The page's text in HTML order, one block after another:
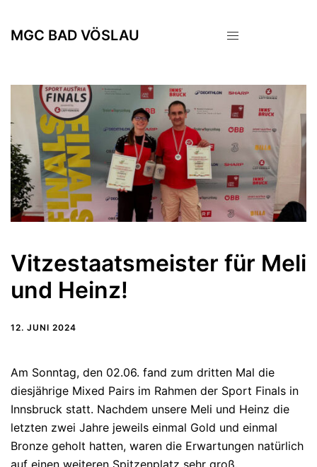
Inhalt
springen
MGC BAD VÖSLAU
Vitzestaatsmeister für Meli
und Heinz!
12. JUNI 2024
Am Sonntag, den 02.06. fand zum dritten Mal die
diesjährige Mixed Pairs im Rahmen der Sport Finals in
Innsbruck statt. Nachdem unsere Meli und Heinz die
letzten zwei Jahre jeweils einmal Gold und einmal
Bronze geholt hatten, waren die Erwartungen natürlich